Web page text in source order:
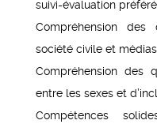
suivi-évaluation
Compréhension
société civile et
Compréhension des
entre les sexes et
Compétences